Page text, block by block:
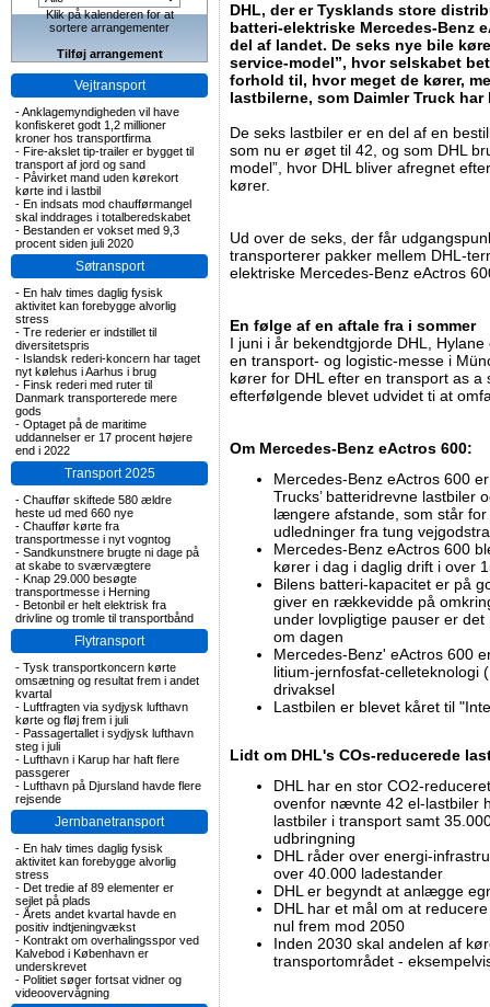
Klik på kalenderen for at
sortere arrangementer
Tilføj arrangement
Vejtransport
-Anklagemyndigheden vil have
konfiskeret godt 1,2 millioner
kroner hos transportfirma
- Fire-akslet tip-trailer er bygget til
transport af jord og sand
- Påvirket mand uden kørekort
kørte ind i lastbil
- En indsats mod chaufførmangel
skal inddrages i totalberedskabet
- Bestanden er vokset med 9,3
procent siden juli 2020
Søtransport
- En halv times daglig fysisk
aktivitet kan forebygge alvorlig
stress
- Tre rederier er indstillet til
diversitetspris
- Islandsk rederi-koncern har taget
nyt kølehus i Aarhus i brug
- Finsk rederi med ruter til
Danmark transporterede mere
gods
- Optaget på de maritime
uddannelser er 17 procent højere
end i 2022
Transport 2025
- Chauffør skiftede 580 ældre
heste ud med 660 nye
- Chauffør kørte fra
transportmesse i nyt vogntog
- Sandkunstnere brugte ni dage på
at skabe to sværvægtere
- Knap 29.000 besøgte
transportmesse i Herning
- Betonbil er helt elektrisk fra
drivline og tromle til transportbånd
Flytransport
- Tysk transportkoncern kørte
omsætning og resultat frem i andet
kvartal
- Luftfragten via sydjysk lufthavn
kørte og fløj frem i juli
- Passagertallet i sydjysk lufthavn
steg i juli
- Lufthavn i Karup har haft flere
passgerer
- Lufthavn på Djursland havde flere
rejsende
Jernbanetransport
- En halv times daglig fysisk
aktivitet kan forebygge alvorlig
stress
- Det tredie af 89 elementer er
sejlet på plads
- Årets andet kvartal havde en
positiv indtjeningvækst
- Kontrakt om overhalingsspor ved
Kalvebod i København er
underskrevet
- Politiet søger fortsat vidner og
videoovervågning
DHL, der er Tysklands store
batteri-elektriske Mercedes-Benz
del af landet. De seks nye bile
service-model”, hvor selskabet
forhold til, hvor meget de kører,
lastbilerne, som Daimler Truck har
De seks lastbiler er en del af en
som nu er øget til 42, og som DHL
model”, hvor DHL bliver afregnet
kører.
Ud over de seks, der får
transporterer pakker mellem DHL-
elektriske Mercedes-Benz eActros
En følge af en aftale fra i sommer
I juni i år bekendtgjorde DHL,
en transport- og logistic-messe i
kører for DHL efter en transport as a
efterfølgende blevet udvidet ti at
Om Mercedes-Benz eActros 600:
Mercedes-Benz eActros 600
Trucks’ batteridrevne lastbiler
længere afstande, som står
udledninger fra tung
Mercedes-Benz eActros 600
kører i dag i daglig drift i over
Bilens batteri-kapacitet er på
giver en rækkevidde på
under lovpligtige pauser er
om dagen
Mercedes-Benz' eActros 600
litium-jernfosfat-celleteknologi
drivaksel
Lastbilen er blevet kåret til
Lidt om DHL's COs-reducerede
DHL har en stor CO2-
ovenfor nævnte 42 el-lastbiler
lastbiler i transport samt
udbringning
DHL råder over energi-
over 40.000 ladestander
DHL er begyndt at anlægge
DHL har et mål om at
nul frem mod 2050
Inden 2030 skal andelen af
transportområdet -